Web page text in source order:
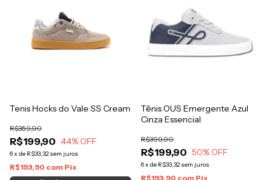
Tenis Hocks do Vale SS Cream
R$199,90
R$359,90
44% OFF
6x de R$33,32 sem juros
R$193,90 com Pix
Tênis OUS Emergente Azul
Cinza Essencial
R$199,90
R$399,90
50% OFF
6x de R$33,32 sem juros
R$193,90 com Pix